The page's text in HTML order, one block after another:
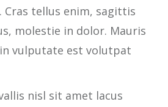
Cras tellus enim, sagittis
molestie in dolor. Mauris
vulputate est volutpat
nisl sit amet lacus